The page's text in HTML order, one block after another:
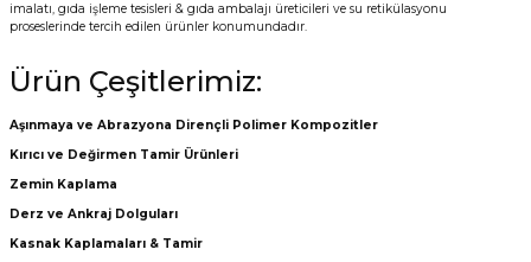
imalatı, gıda işleme tesisleri & gıda ambalajı üreticileri ve su retikülasyonu
proseslerinde tercih edilen ürünler konumundadır.
Ürün Çeşitlerimiz:
Aşınmaya ve Abrazyona Dirençli Polimer Kompozitler
Kırıcı ve Değirmen Tamir Ürünleri
Zemin Kaplama
Derz ve Ankraj Dolguları
Kasnak Kaplamaları & Tamir